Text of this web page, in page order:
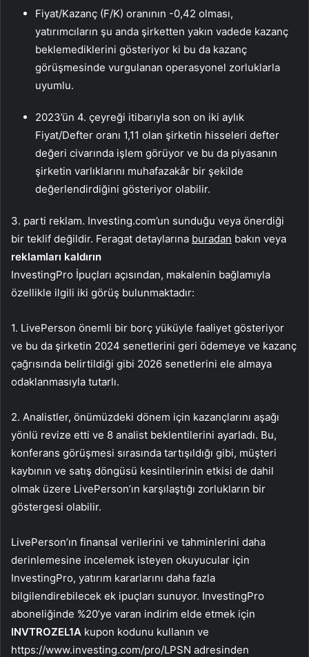
Fiyat/Kazanç (F/K) oranının -0,42 olması,
yatırımcıların şu anda şirketten yakın vadede kazanç
beklemediklerini gösteriyor ki bu da kazanç
görüşmesinde vurgulanan operasyonel zorluklarla
uyumlu.
2023’ün 4. çeyreği itibarıyla son on iki aylık
Fiyat/Defter oranı 1,11 olan şirketin hisseleri defter
değeri civarında işlem görüyor ve bu da piyasanın
şirketin varlıklarını muhafazakâr bir şekilde
değerlendirdiğini gösteriyor olabilir.
3. parti reklam. Investing.com’un sunduğu veya önerdiği
bir teklif değildir. Feragat detaylarına buradan bakın veya
reklamları kaldırın
InvestingPro İpuçları açısından, makalenin bağlamıyla
özellikle ilgili iki görüş bulunmaktadır:
1. LivePerson önemli bir borç yüküyle faaliyet gösteriyor
ve bu da şirketin 2024 senetlerini geri ödemeye ve kazanç
çağrısında belirtildiği gibi 2026 senetlerini ele almaya
odaklanmasıyla tutarlı.
2. Analistler, önümüzdeki dönem için kazançlarını aşağı
yönlü revize etti ve 8 analist beklentilerini ayarladı. Bu,
konferans görüşmesi sırasında tartışıldığı gibi, müşteri
kaybının ve satış döngüsü kesintilerinin etkisi de dahil
olmak üzere LivePerson’ın karşılaştığı zorlukların bir
göstergesi olabilir.
LivePerson’ın finansal verilerini ve tahminlerini daha
derinlemesine incelemek isteyen okuyucular için
InvestingPro, yatırım kararlarını daha fazla
bilgilendirebilecek ek ipuçları sunuyor. InvestingPro
aboneliğinde %20’ye varan indirim elde etmek için
INVTROZEL1A kupon kodunu kullanın ve
https://www.investing.com/pro/LPSN adresinden